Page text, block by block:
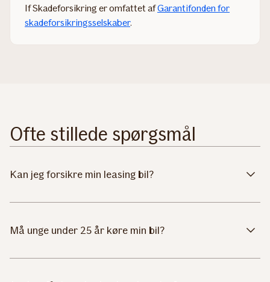
If Skadeforsikring er omfattet afGarantifonden for
skadeforsikringsselskaber.​
Ofte stillede spørgsmål
Kan jeg forsikre min leasing bil?
Må unge under 25 år køre min bil?